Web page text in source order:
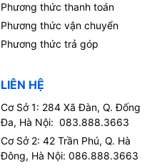
Phương thức thanh toán
Phương thức vận chuyển
Phương thức trả góp
LIÊN HỆ
Cơ Sở 1: 284 Xã Đàn, Q. Đống
Đa, Hà Nội: 083.888.3663
Cơ Sở 2: 42 Trần Phú, Q. Hà
Đông, Hà Nội: 086.888.3663